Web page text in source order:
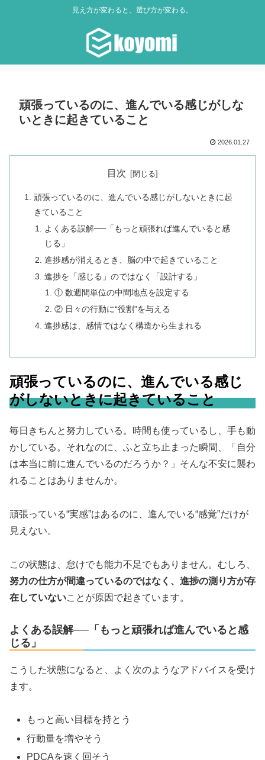
見え方が変わると、選び方が変わる。
頑張っているのに、進んでいる感じがしな
いときに起きていること
2026.01.27
目次
頑張っているのに、進んでいる感じがしないときに起
きていること
よくある誤解──「もっと頑張れば進んでいると感
じる」
進捗感が消えるとき、脳の中で起きていること
進捗を「感じる」のではなく「設計する」
① 数週間単位の中間地点を設定する
② 日々の行動に“役割”を与える
進捗感は、感情ではなく構造から生まれる
頑張っているのに、進んでいる感じ
がしないときに起きていること
毎日きちんと努力している。時間も使っているし、手も動
かしている。それなのに、ふと立ち止まった瞬間、「自分
は本当に前に進んでいるのだろうか？」そんな不安に襲わ
れることはありませんか。
頑張っている“実感”はあるのに、進んでいる“感覚”だけが
見えない。
この状態は、怠けでも能力不足でもありません。むしろ、
努力の仕方が間違っているのではなく、進捗の測り方が存
在していないことが原因で起きています。
よくある誤解──「もっと頑張れば進んでいると感
じる」
こうした状態になると、よく次のようなアドバイスを受け
ます。
もっと高い目標を持とう
行動量を増やそう
PDCAを速く回そう